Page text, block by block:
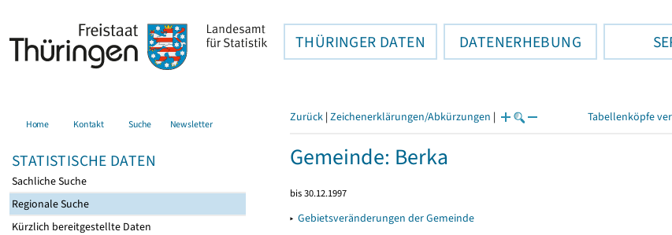
THÜRINGER DATEN DATENERHEBUNG
Home Kontakt Suche Newsletter
STATISTISCHE DATEN
Sachliche Suche
Regionale Suche
Kürzlich bereitgestellte Daten
Zurück | Zeichenerklärungen/Abkürzungen | Tabellenköpfe
Gemeinde: Berka
bis 30.12.1997
▸ Gebietsveränderungen der Gemeinde